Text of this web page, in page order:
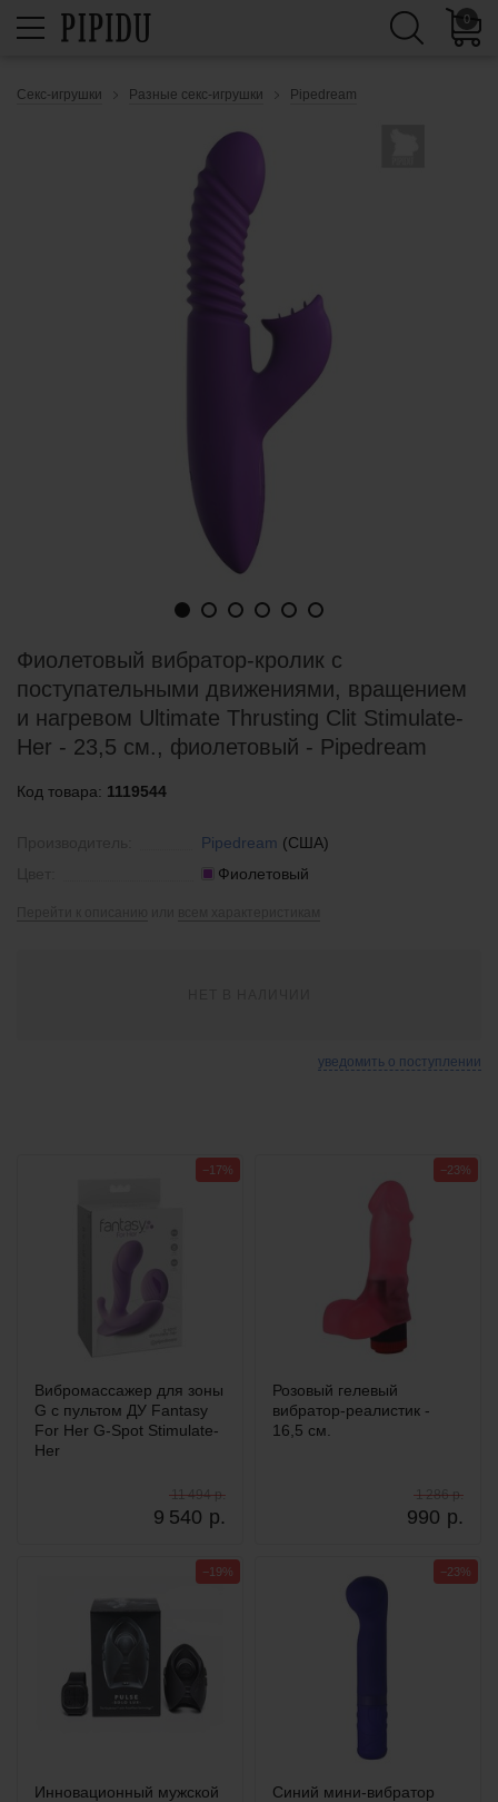
0
Секс-игрушки Разные секс-игрушки Pipedream
Фиолетовый вибратор-кролик с
поступательными движениями, вращением
и нагревом Ultimate Thrusting Clit Stimulate-
Her - 23,5 см., фиолетовый - Pipedream
Код товара: 1119544
Pipedream (США)
Фиолетовый
уведомить о поступлении
Вибромассажер для зоны
G с пультом ДУ Fantasy
For Her G-Spot Stimulate-
Her
9 540 р.
11 494 р.
−17%
Розовый гелевый
вибратор-реалистик -
16,5 см.
990 р.
1 286 р.
−23%
Инновационный мужской
−19%
Синий мини-вибратор
−23%